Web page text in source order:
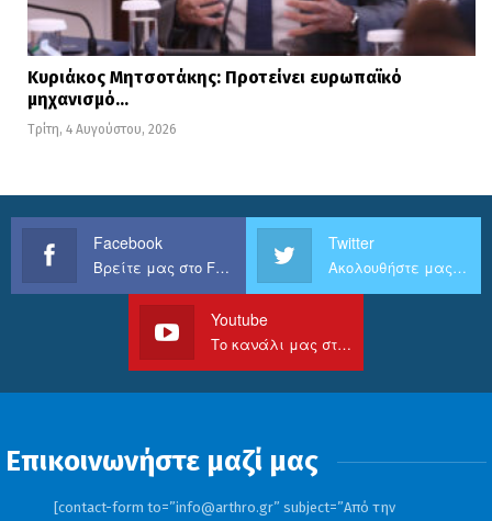
Κυριάκος Μητσοτάκης: Προτείνει ευρωπαϊκό
μηχανισμό…
Τρίτη, 4 Αυγούστου, 2026
Facebook
Βρείτε μας στο Facebook
Twitter
Ακολουθήστε μας στο Twitter
Youtube
Το κανάλι μας στο Youtube
Επικοινωνήστε μαζί μας
[contact-form to=”info@arthro.gr” subject=”Από την